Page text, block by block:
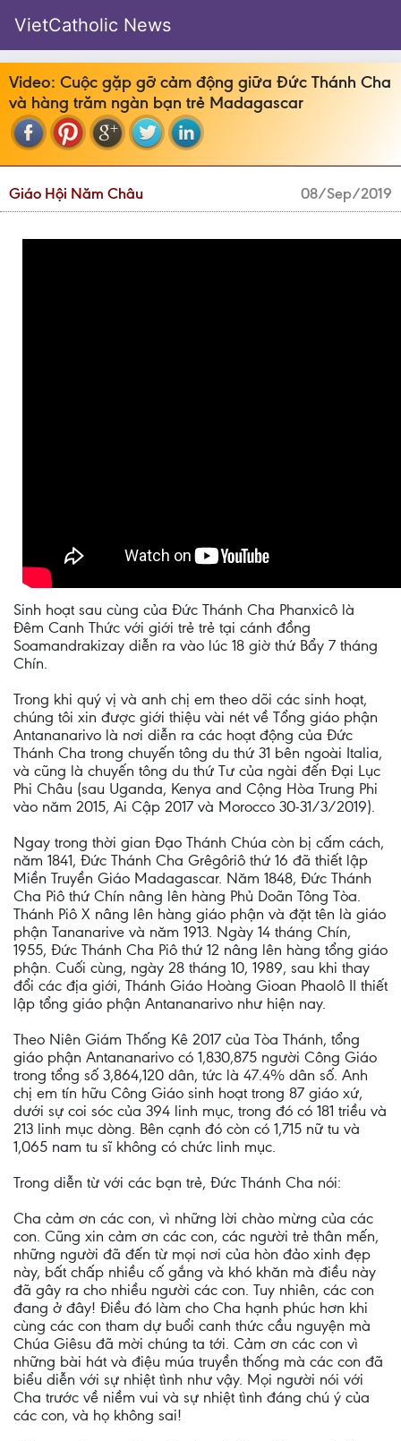
VietCatholic News
Video: Cuộc gặp gỡ cảm động giữa Đức Thánh Cha
và hàng trăm ngàn bạn trẻ Madagascar
Giáo Hội Năm Châu 08/Sep/2019
Sinh hoạt sau cùng của Đức Thánh Cha Phanxicô là
Đêm Canh Thức với giới trẻ trẻ tại cánh đồng
Soamandrakizay diễn ra vào lúc 18 giờ thứ Bẩy 7 tháng
Chín.
Trong khi quý vị và anh chị em theo dõi các sinh hoạt,
chúng tôi xin được giới thiệu vài nét về Tổng giáo phận
Antananarivo là nơi diễn ra các hoạt động của Đức
Thánh Cha trong chuyến tông du thứ 31 bên ngoài Italia,
và cũng là chuyến tông du thứ Tư của ngài đến Đại Lục
Phi Châu (sau Uganda, Kenya and Cộng Hòa Trung Phi
vào năm 2015, Ai Cập 2017 và Morocco 30-31/3/2019).
Ngay trong thời gian Đạo Thánh Chúa còn bị cấm cách,
năm 1841, Đức Thánh Cha Grêgôriô thứ 16 đã thiết lập
Miền Truyền Giáo Madagascar. Năm 1848, Đức Thánh
Cha Piô thứ Chín nâng lên hàng Phủ Doãn Tông Tòa.
Thánh Piô X nâng lên hàng giáo phận và đặt tên là giáo
phận Tananarive và năm 1913. Ngày 14 tháng Chín,
1955, Đức Thánh Cha Piô thứ 12 nâng lên hàng tổng giáo
phận. Cuối cùng, ngày 28 tháng 10, 1989, sau khi thay
đổi các địa giới, Thánh Giáo Hoàng Gioan Phaolô II thiết
lập tổng giáo phận Antananarivo như hiện nay.
Theo Niên Giám Thống Kê 2017 của Tòa Thánh, tổng
giáo phận Antananarivo có 1,830,875 người Công Giáo
trong tổng số 3,864,120 dân, tức là 47.4% dân số. Anh
chị em tín hữu Công Giáo sinh hoạt trong 87 giáo xứ,
dưới sự coi sóc của 394 linh mục, trong đó có 181 triều và
213 linh mục dòng. Bên cạnh đó còn có 1,715 nữ tu và
1,065 nam tu sĩ không có chức linh mục.
Trong diễn từ với các bạn trẻ, Đức Thánh Cha nói:
Cha cảm ơn các con, vì những lời chào mừng của các
con. Cũng xin cảm ơn các con, các người trẻ thân mến,
những người đã đến từ mọi nơi của hòn đảo xinh đẹp
này, bất chấp nhiều cố gắng và khó khăn mà điều này
đã gây ra cho nhiều người các con. Tuy nhiên, các con
đang ở đây! Điều đó làm cho Cha hạnh phúc hơn khi
cùng các con tham dự buổi canh thức cầu nguyện mà
Chúa Giêsu đã mời chúng ta tới. Cảm ơn các con vì
những bài hát và điệu múa truyền thống mà các con đã
biểu diễn với sự nhiệt tình như vậy. Mọi người nói với
Cha trước về niềm vui và sự nhiệt tình đáng chú ý của
các con, và họ không sai!